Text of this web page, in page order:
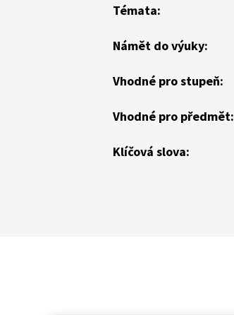
Témata:
Námět do výuky:
Vhodné pro stupeň:
Vhodné pro předmět:
Klíčová slova: